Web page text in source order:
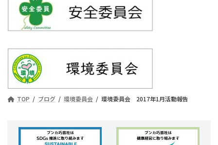
TOP ブログ 環境委員会 環境委員会 2017年1月活動報告